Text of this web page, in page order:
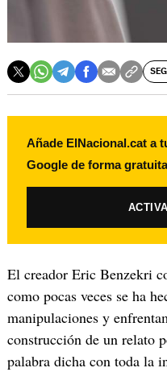
Añade ElNacional.cat a
Google de forma gratuita
El creador Eric Benzekri
como pocas veces se ha
manipulaciones y
construcción de un relato
palabra dicha con toda la